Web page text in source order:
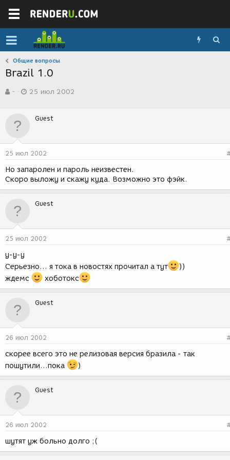
Общие вопросы
Brazil 1.0
в
р
м
-
а
д
н
и
25 июл 2002
Guest
25 июл 2002
Но запаролен и пароль неизвестен.
Скоро выложу и скажу куда. Возможно это фэйк.
Guest
25 июл 2002
у-у-у
Серьезно... я тока в новостях прочитал а тут
))
ждемс
хоботокс
Guest
26 июл 2002
скорее всего это не релизовая версия бразила - так
пошутили...пока
)
Guest
26 июл 2002
шутят уж больно долго ;(